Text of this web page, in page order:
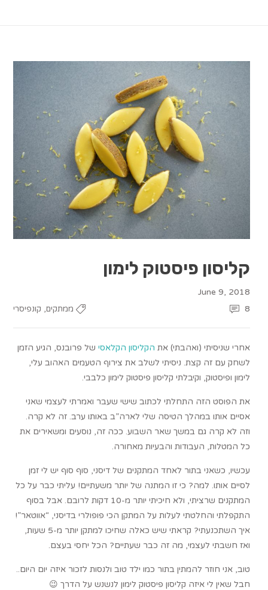
קליסון פיסטוק לימון
June 9, 2018
ממתקים, קונפיסרי 8
אחרי שניסיתי (ואהבתי) את הקליסון הקלאסי של פרובנס, הגיע הזמן
לשחק עם זה קצת. ניסיתי לשלב את צירוף הטעמים האהוב עלי,
לימון ופיסטוק, וקיבלתי קליסון פיסטוק לימון כלבבי.
את הפוסט הזה התחלתי לכתוב שישי שעבר ואמרתי לעצמי שאני
אסיים אותו במהלך הטיסה שלי לארה”ב באותו ערב. זה לא קרה.
וזה לא קרה גם במשך שאר השבוע. ככה זה, נוסעים ומשאירים את
כל המטלות, העבודות והבעיות מאחורה.
עכשיו, כשאני בתור לאחד המתקנים של דיסני, סוף סוף יש לי זמן
לסיים אותו. למה? כי זו המתנה של יותר משעתיים! עליתי כבר על כל
המתקנים שרציתי, ולא חיכיתי יותר מ-10 דקות לרובם. אבל בסוף
התקפלתי והחלטתי לעלות על המתקן הכי פופולרי בדיסני, “אווטאר”!
איך השתכנעתי? קראתי שיש כאלה שחיכו למתקן יותר מ-5 שעות,
ואז חשבתי לעצמי, מה זה כבר שעתיים? הכל יחסי בעצם.
טוב, אני חוזר להמתין בתור כמו ילד טוב ולנסות לזכור איזה יום היום..
חבל שאין לי איזה קליסון פיסטוק לימון לנשנש על הדרך 😉